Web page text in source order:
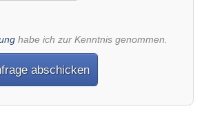
habe ich zur Kenntnis genommen.
abschicken